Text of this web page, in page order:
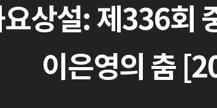
상설: 제336회
이은영의 춤